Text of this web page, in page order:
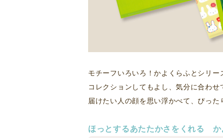
モチーフいろいろ！かよくらふとシリー
コレクションしてもよし、気分に合わ
届けたい人の顔を思い浮かべて、ぴっ
ほっとするあたたかさをくれる か